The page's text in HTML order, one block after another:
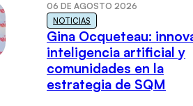
06 DE AGOSTO 2026
NOTICIAS
Gina Ocqueteau:
inteligencia artificial y
comunidades en la
estrategia de SQM